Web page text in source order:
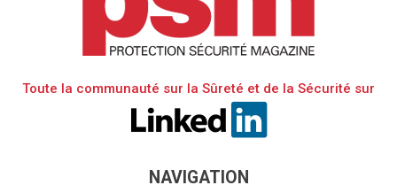
Toute la communauté sur la Sûreté et de la Sécurité sur
NAVIGATION